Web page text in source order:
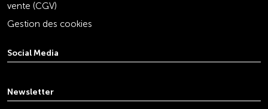
vente (CGV)
Gestion des cookies
Social Media
Newsletter